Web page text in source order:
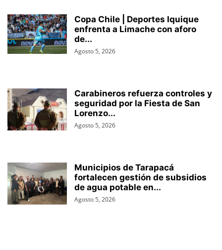
Copa Chile | Deportes Iquique
enfrenta a Limache con aforo
de...
Agosto 5, 2026
Carabineros refuerza controles y
seguridad por la Fiesta de San
Lorenzo...
Agosto 5, 2026
Municipios de Tarapacá
fortalecen gestión de subsidios
de agua potable en...
Agosto 5, 2026